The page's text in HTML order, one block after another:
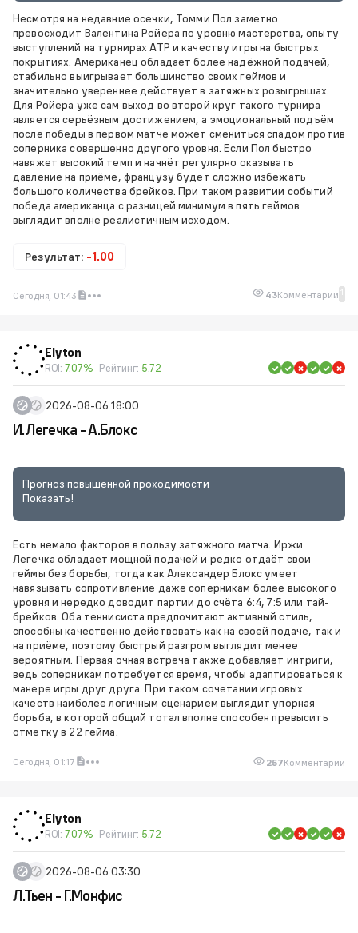
Несмотря на недавние осечки, Томми Пол заметно
превосходит Валентина Ройера по уровню мастерства, опыту
выступлений на турнирах ATP и качеству игры на быстрых
покрытиях. Американец обладает более надёжной подачей,
стабильно выигрывает большинство своих геймов и
значительно увереннее действует в затяжных розыгрышах.
Для Ройера уже сам выход во второй круг такого турнира
является серьёзным достижением, а эмоциональный подъём
после победы в первом матче может смениться спадом против
соперника совершенно другого уровня. Если Пол быстро
навяжет высокий темп и начнёт регулярно оказывать
давление на приёме, французу будет сложно избежать
большого количества брейков. При таком развитии событий
победа американца с разницей минимум в пять геймов
выглядит вполне реалистичным исходом.
Результат: -1.00
Сегодня, 01:43 43Комментарии 1
Elyton
ROI: 7.07% Рейтинг: 5.72
2026-08-06 18:00
И.Легечка - А.Блокс
Прогноз повышенной проходимости
Показать!
Есть немало факторов в пользу затяжного матча. Иржи
Легечка обладает мощной подачей и редко отдаёт свои
геймы без борьбы, тогда как Александер Блокс умеет
навязывать сопротивление даже соперникам более высокого
уровня и нередко доводит партии до счёта 6:4, 7:5 или тай-
брейков. Оба теннисиста предпочитают активный стиль,
способны качественно действовать как на своей подаче, так и
на приёме, поэтому быстрый разгром выглядит менее
вероятным. Первая очная встреча также добавляет интриги,
ведь соперникам потребуется время, чтобы адаптироваться к
манере игры друг друга. При таком сочетании игровых
качеств наиболее логичным сценарием выглядит упорная
борьба, в которой общий тотал вполне способен превысить
отметку в 22 гейма.
Сегодня, 01:17 257Комментарии
Elyton
ROI: 7.07% Рейтинг: 5.72
2026-08-06 03:30
Л.Тьен - Г.Монфис